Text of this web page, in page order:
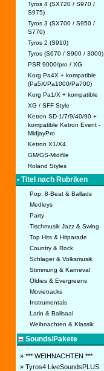
Tyros 4 (SX720 / S970 /
S975)
Tyros 3 (SX700 / S950 /
S770)
Tyros 2 (S910)
Tyros (S670 / S900 / 3000)
PSR 9000/pro / XG
Korg Pa4X + kompatible
(Pa5X/Pa1000/Pa700)
Korg Pa1/X + kompatible
XG / SFF Style
Ketron SD-1/7/9/40/90 +
kompatible Ketron Event -
MidjayPro
Ketron X1/X4
GM/GS-Midifile
Roland Styles
• Titel nach Rubriken
Pop, 8-Beat & Ballads
Medleys
Party
Tischmusik Jazz & Swing
Top Hits & Hitparade
Country & Rock
Schlager & Volksmusik
Stimmung & Karneval
Oldies & Evergreens
Movietracks
Instrumentals
Latin & Ballsaal
Weihnachten & Klassik
Sounds/Pakete
» *** WEIHNACHTEN ***
» Tyros4 LiveSoundsPLUS